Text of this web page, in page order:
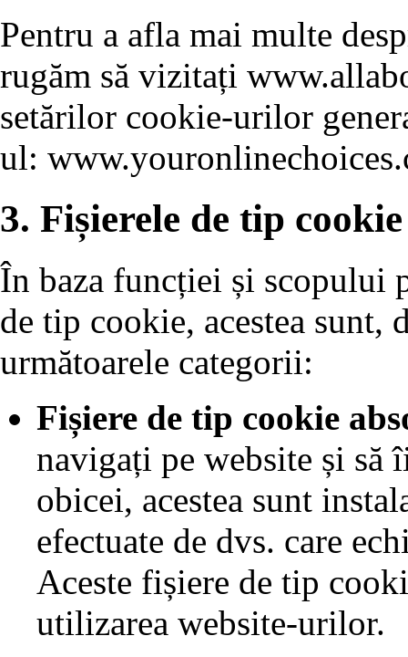
Pentru a afla mai multe
rugăm să vizitați
setărilor cookie-urilor
ul:
3. Fișierele de tip
În baza funcției și scopului
de tip cookie, acestea sunt,
următoarele categorii:
Fișiere de tip cookie
navigați pe website și
obicei, acestea sunt
efectuate de dvs. care
Aceste fișiere de tip
utilizarea website-urilor.